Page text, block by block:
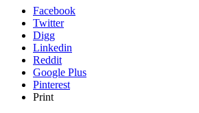
Facebook
Twitter
Digg
Linkedin
Reddit
Google Plus
Pinterest
Print